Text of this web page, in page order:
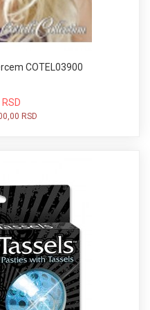
COTEL03900
RSD